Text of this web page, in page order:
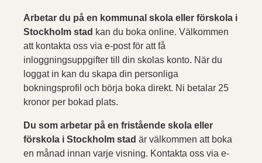
Arbetar du på en kommunal skola eller förskola i
Stockholm stad kan du boka online. Välkommen
att kontakta oss via e-post för att få
inloggningsuppgifter till din skolas konto. När du
loggat in kan du skapa din personliga
bokningsprofil och börja boka direkt. Ni betalar 25
kronor per bokad plats.
Du som arbetar på en fristående skola eller
förskola i Stockholm stad är välkommen att boka
en månad innan varje visning. Kontakta oss via e-